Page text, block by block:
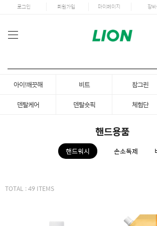
로그인 회원가입 마이페이지 장
아이!깨끗해 비트 참그린
덴탈케어
덴탈숏픽 체험단
핸드용품
핸드워시 손소독제
TOTAL : 49 ITEMS